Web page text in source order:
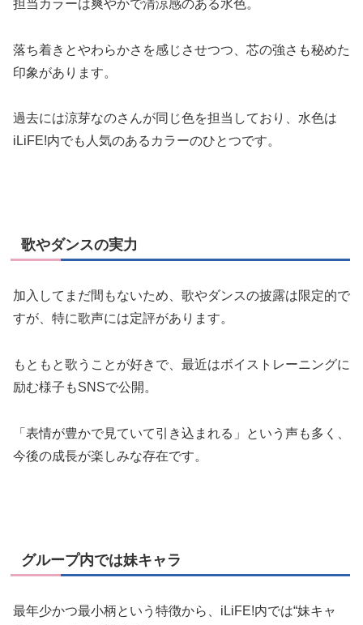
担当カラーは爽やかで清涼感のある水色。
落ち着きとやわらかさを感じさせつつ、芯の強さも秘めた
印象があります。
過去には涼芽なのさんが同じ色を担当しており、水色は
iLiFE!内でも人気のあるカラーのひとつです。
歌やダンスの実力
加入してまだ間もないため、歌やダンスの披露は限定的で
すが、特に歌声には定評があります。
もともと歌うことが好きで、最近はボイストレーニングに
励む様子もSNSで公開。
「表情が豊かで見ていて引き込まれる」という声も多く、
今後の成長が楽しみな存在です。
グループ内では妹キャラ
最年少かつ最小柄という特徴から、iLiFE!内では“妹キャ